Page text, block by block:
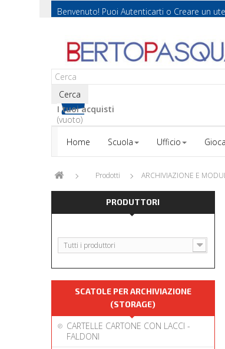
Benvenuto! Puoi Autenticarti o Creare un
Cerca
I tuoi acquisti
(vuoto)
Home
Scuola Ufficio
Prodotti ARCHIVIAZIONE E
PRODUTTORI
Tutti i produttori
SCATOLE PER ARCHIVIAZIONE
(STORAGE)
CARTELLE CARTONE CON LACCI -
FALDONI